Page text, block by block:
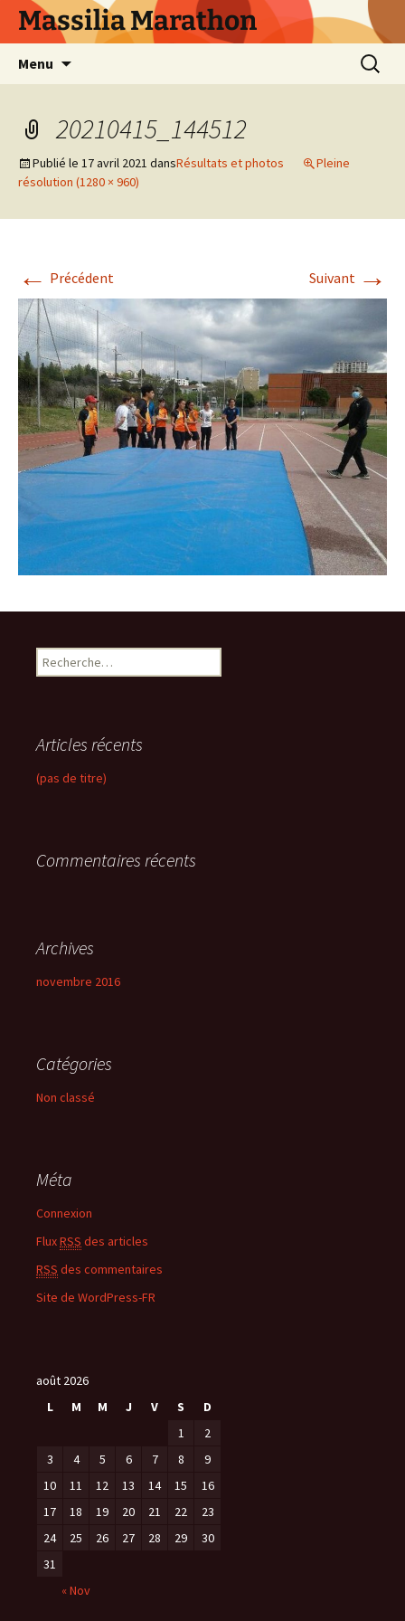
AllerMassilia Marathon
Menu
20210415_144512
Publié le 17 avril 2021 dansRésultats et photos
Pleine
résolution (1280 × 960)
← Précédent Suivant →
R
e
r
c
h
:
Articles récents
(pas de titre)
Commentaires récents
Archives
novembre 2016
Catégories
Non classé
Méta
Connexion
FluxRSS des articles
RSS des commentaires
Site de WordPress-FR
août 2026
L
M M J V S D
« Nov
1
2
3
4 5 6 7 8
9
10
11 12 13 14 15
16
17
18 19 20 21 22
23
24
25 26 27 28 29
30
31